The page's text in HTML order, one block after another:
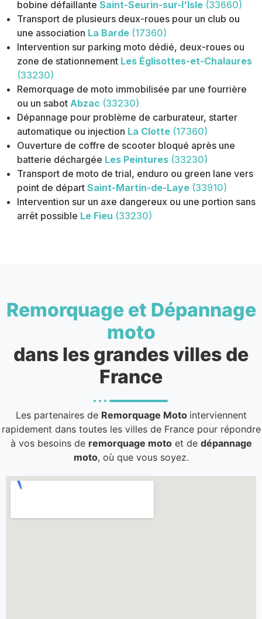
bobine défaillante Saint-Seurin-sur-l'Isle (33660)
Transport de plusieurs deux-roues pour un club ou
une association La Barde (17360)
Intervention sur parking moto dédié, deux-roues ou
zone de stationnement Les Églisottes-et-Chalaures
(33230)
Remorquage de moto immobilisée par une fourrière
ou un sabot Abzac (33230)
Dépannage pour problème de carburateur, starter
automatique ou injection La Clotte (17360)
Ouverture de coffre de scooter bloqué après une
batterie déchargée Les Peintures (33230)
Transport de moto de trial, enduro ou green lane vers
point de départ Saint-Martin-de-Laye (33910)
Intervention sur un axe dangereux ou une portion sans
arrêt possible Le Fieu (33230)
Remorquage et Dépannage
moto
dans les grandes villes de
France
Les partenaires de Remorquage Moto interviennent
rapidement dans toutes les villes de France pour répondre
à vos besoins de remorquage motoet de dépannage
moto, où que vous soyez.